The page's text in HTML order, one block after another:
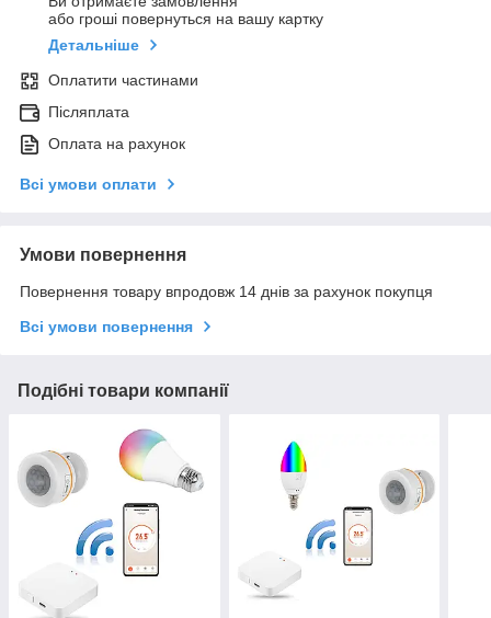
або гроші повернуться на вашу картку
Детальніше
Оплатити частинами
Післяплата
Оплата на рахунок
Всі умови оплати
Умови повернення
Повернення товару впродовж 14 днів за рахунок покупця
Всі умови повернення
Подібні товари компанії